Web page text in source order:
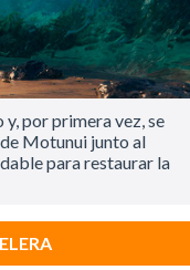
por primera vez, se
Motunui junto al
para restaurar la